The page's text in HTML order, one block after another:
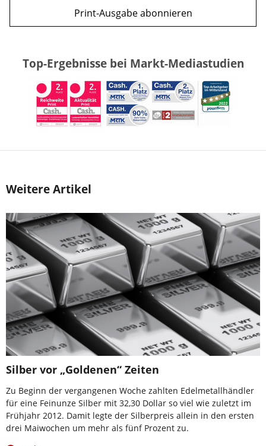
Print-Ausgabe abonnieren
Top-Ergebnisse bei Markt-Mediastudien
Weitere Artikel
Silber vor „Goldenen“ Zeiten
Zu Beginn der vergangenen Woche zahlten Edelmetallhändler
für eine Feinunze Silber mit 32,30 Dollar so viel wie zuletzt im
Frühjahr 2012. Damit legte der Silberpreis allein in den ersten
drei Maiwochen um mehr als fünf Prozent zu.